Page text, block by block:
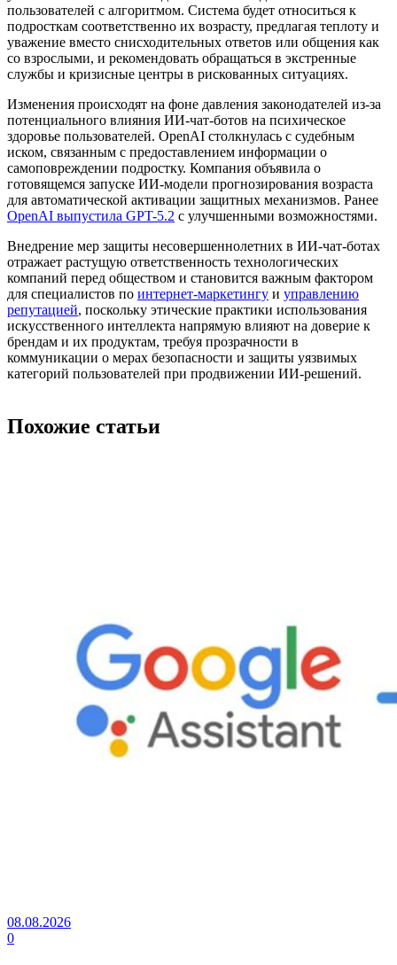
пользователей с алгоритмом. Система будет относиться к
подросткам соответственно их возрасту, предлагая теплоту и
уважение вместо снисходительных ответов или общения как
со взрослыми, и рекомендовать обращаться в экстренные
службы и кризисные центры в рискованных ситуациях.
Изменения происходят на фоне давления законодателей из-за
потенциального влияния ИИ-чат-ботов на психическое
здоровье пользователей. OpenAI столкнулась с судебным
иском, связанным с предоставлением информации о
самоповреждении подростку. Компания объявила о
готовящемся запуске ИИ-модели прогнозирования возраста
для автоматической активации защитных механизмов. Ранее
OpenAI выпустила GPT-5.2 с улучшенными возможностями.
Внедрение мер защиты несовершеннолетних в ИИ-чат-ботах
отражает растущую ответственность технологических
компаний перед обществом и становится важным фактором
для специалистов по интернет-маркетингу и управлению
репутацией, поскольку этические практики использования
искусственного интеллекта напрямую влияют на доверие к
брендам и их продуктам, требуя прозрачности в
коммуникации о мерах безопасности и защиты уязвимых
категорий пользователей при продвижении ИИ-решений.
Похожие статьи
08.08.2026
0